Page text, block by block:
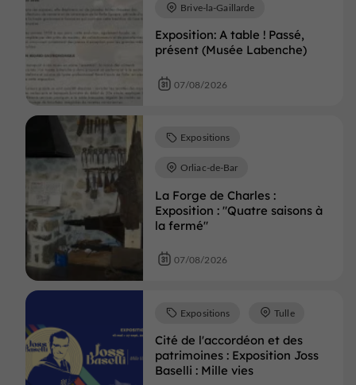
Exposition: A table ! Passé,
présent (Musée Labenche)
Brive-la-Gaillarde
07/08/2026
La Forge de Charles :
Exposition : "Quatre saisons à
la fermé"
Expositions
Orliac-de-Bar
07/08/2026
Cité de l'accordéon et des
patrimoines : Exposition Joss
Baselli : Mille vies
Expositions Tulle